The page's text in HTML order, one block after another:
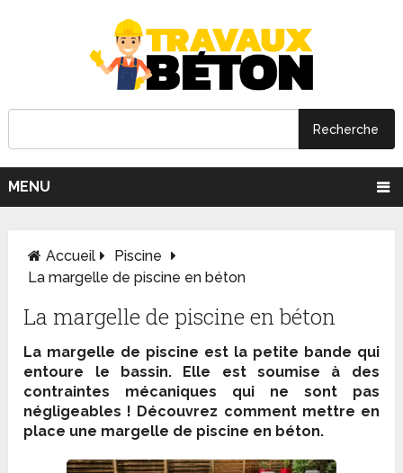
MENU
Accueil
Piscine
La margelle de piscine en béton
La margelle de piscine en béton
La margelle de piscine est la petite bande qui
entoure le bassin. Elle est soumise à des
contraintes mécaniques qui ne sont pas
négligeables ! Découvrez comment mettre en
place une margelle de piscine en béton.